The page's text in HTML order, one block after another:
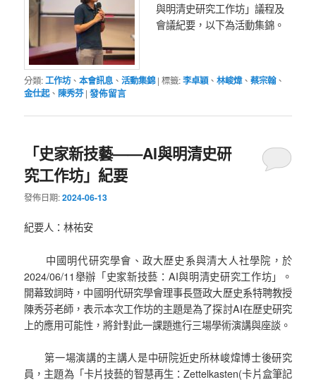
與明清史研究工作坊」議程及
會議紀要，以下為活動集錦。
分類:工作坊、本會訊息、活動集錦 |標籤:李卓穎、林峻煒、蔡宗翰、
金仕起、 陳秀芬 |發佈留言
「史家新技藝——AI與明清史研
究工作坊」紀要
發佈日期:2024-06-13
紀要人：林祐安
中國明代研究學會、政大歷史系與清大人社學院，於
2024/06/11舉辦「史家新技藝：AI與明清史研究工作坊」。
開幕致詞時，中國明代研究學會理事長暨政大歷史系特聘教授
陳秀芬老師，表示本次工作坊的主題是為了探討AI在歷史研究
上的應用可能性，將針對此一課題進行三場學術演講與座談。
第一場演講的主講人是中研院近史所林峻煒博士後研究
員，主題為「卡片技藝的智慧再生：Zettelkasten(卡片盒筆記